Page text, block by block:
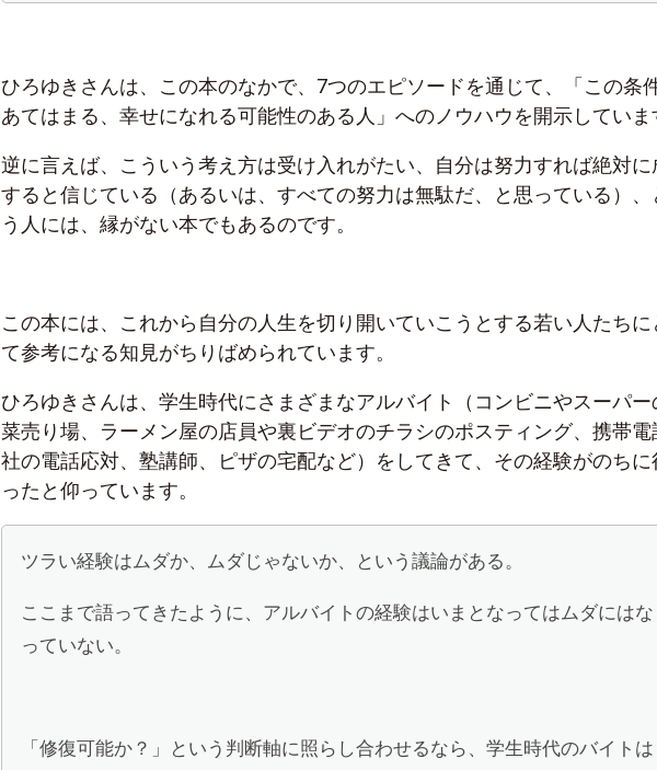
ひろゆきさんは、この本のなかで、7つのエピソードを通じて、「この条
あてはまる、幸せになれる可能性のある人」へのノウハウを開示していま
逆に言えば、こういう考え方は受け入れがたい、自分は努力すれば絶対に
すると信じている（あるいは、すべての努力は無駄だ、と思っている）、
う人には、縁がない本でもあるのです。
この本には、これから自分の人生を切り開いていこうとする若い人たちに
て参考になる知見がちりばめられています。
ひろゆきさんは、学生時代にさまざまなアルバイト（コンビニやスーパー
菜売り場、ラーメン屋の店員や裏ビデオのチラシのポスティング、携帯電
社の電話応対、塾講師、ピザの宅配など）をしてきて、その経験がのちに
ったと仰っています。
ツラい経験はムダか、ムダじゃないか、という議論がある。
ここまで語ってきたように、アルバイトの経験はいまとなってはムダにはな
っていない。
「修復可能か？」という判断軸に照らし合わせるなら、学生時代のバイトは